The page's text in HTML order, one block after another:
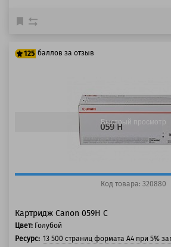
125 баллов за отзыв
Быстрый просмотр
Код товара: 320880
Картридж Canon 059H C
Цвет: Голубой
Ресурс: 13 500 страниц формата А4 при 5%